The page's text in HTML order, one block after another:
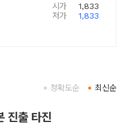
시가
1,833
저가
1,833
최신순
정확도순
진출 타진